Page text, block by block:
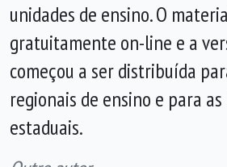
unidades de ensino. O
gratuitamente on-line e a
começou a ser distribuída
regionais de ensino e para
estaduais.